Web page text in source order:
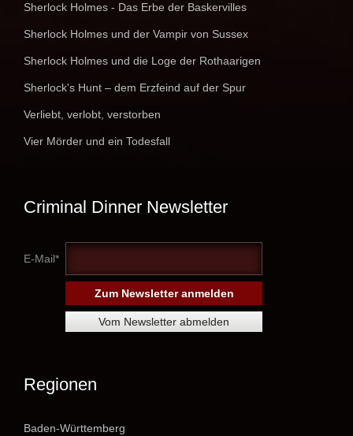
Sherlock Holmes - Das Erbe der Baskervilles
Sherlock Holmes und der Vampir von Sussex
Sherlock Holmes und die Loge der Rothaarigen
Sherlock's Hunt – dem Erzfeind auf der Spur
Verliebt, verlobt, verstorben
Vier Mörder und ein Todesfall
Criminal Dinner Newsletter
E-Mail*
Regionen
Baden-Württemberg